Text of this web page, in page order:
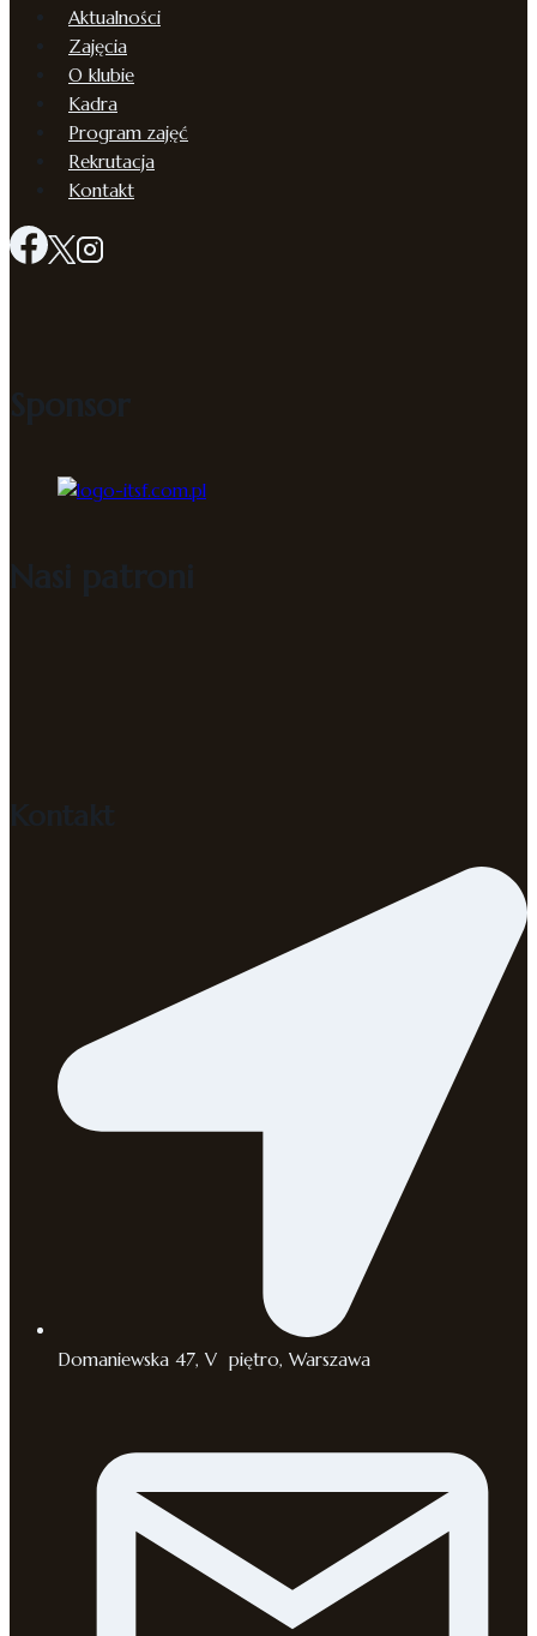
Aktualności
Zajęcia
O klubie
Kadra
Program zajęć
Rekrutacja
Kontakt
Domaniewska 47, V piętro, Warszawa